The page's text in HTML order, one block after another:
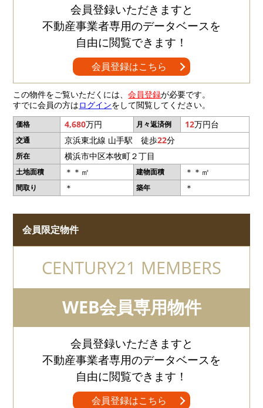
会員登録いただきますと
不動産事業者専用のデータベースを
自由に閲覧できます！
会員登録はこちら
この物件をご覧いただくには、会員登録が必要です。
すでに会員の方はログインをして閲覧してください。
価格 4,680万円 月々返済例 12万円台
交通 京浜東北線 山手駅 徒歩22分
所在 横浜市中区本牧町２丁目
土地面積 ＊＊㎡ 建物面積 ＊＊㎡
間取り ＊ 築年 ＊
会員限定物件
CENTURY21 MEMBERS
WEB会員専用物件
会員登録いただきますと
不動産事業者専用のデータベースを
自由に閲覧できます！
会員登録はこちら